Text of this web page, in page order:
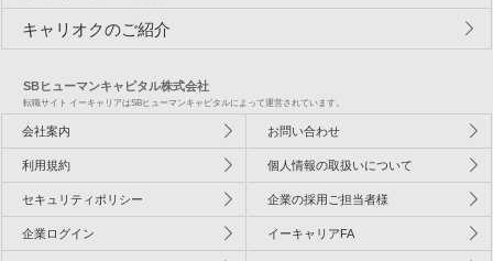
キャリオクのご紹介
SBヒューマンキャピタル株式会社
転職サイト イーキャリアはSBヒューマンキャピタルによって運営されています。
会社案内 お問い合わせ
利用規約 個人情報の取扱いについて
セキュリティポリシー 企業の採用ご担当者様
企業ログイン イーキャリアFA